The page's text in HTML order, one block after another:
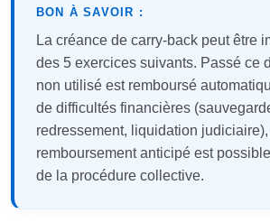
BON À SAVOIR :
La créance de carry-back peut être
des 5 exercices suivants. Passé ce
non utilisé est remboursé
de difficultés financières
redressement, liquidation judiciaire),
remboursement anticipé est
de la procédure collective.